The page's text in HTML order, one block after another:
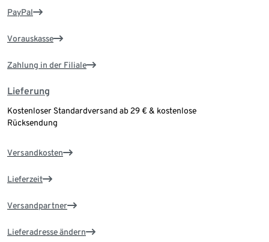
PayPal
Vorauskasse
Zahlung in der Filiale
Lieferung
Kostenloser Standardversand ab 29 € & kostenlose
Rücksendung
Versandkosten
Lieferzeit
Versandpartner
Lieferadresse ändern